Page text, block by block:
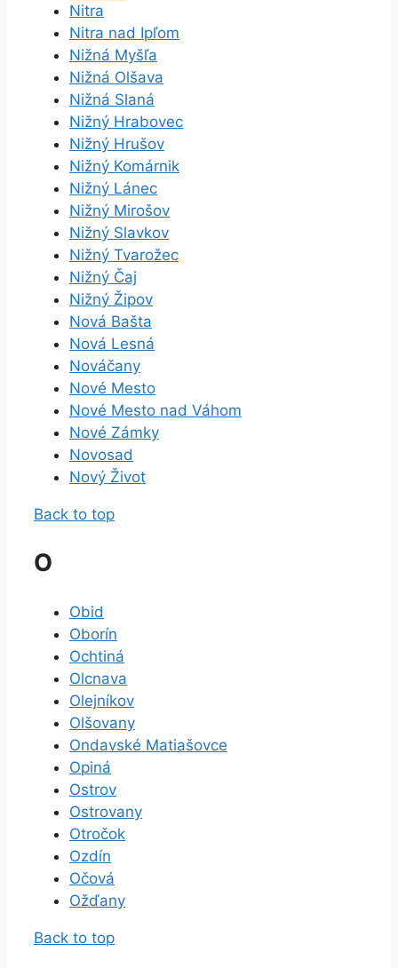
Nitra
Nitra nad Ipľom
Nižná Myšľa
Nižná Olšava
Nižná Slaná
Nižný Hrabovec
Nižný Hrušov
Nižný Komárnik
Nižný Lánec
Nižný Mirošov
Nižný Slavkov
Nižný Tvarožec
Nižný Čaj
Nižný Žipov
Nová Bašta
Nová Lesná
Nováčany
Nové Mesto
Nové Mesto nad Váhom
Nové Zámky
Novosad
Nový Život
Back to top
O
Obid
Oborín
Ochtiná
Olcnava
Olejníkov
Olšovany
Ondavské Matiašovce
Opiná
Ostrov
Ostrovany
Otročok
Ozdín
Očová
Ožďany
Back to top